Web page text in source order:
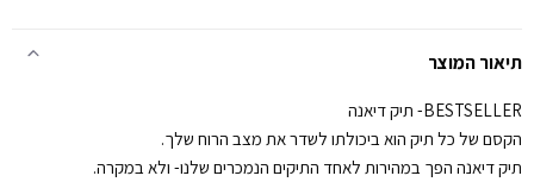
תיאור המוצר
BESTSELLER- תיק דיאנה
הקסם של כל תיק הוא ביכולתו לשדר את מצב הרוח שלך.
תיק דיאנה הפך במהירות לאחד התיקים הנמכרים שלנו- ולא במקרה.